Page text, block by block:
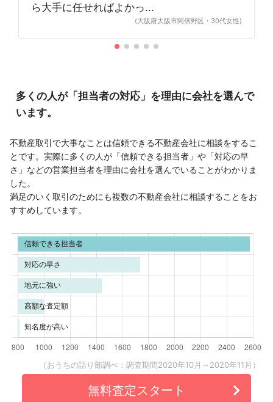
ら大手に任せればよかっ...
(大阪府大阪市阿倍野区・30代女性)
多くの人が「担当者の対応」を理由に会社を選んで
います。
不動産取引で大事なことは信頼できる不動産会社に相談をするこ
とです。実際に多くの人が「信頼できる担当者」や「対応の早
さ」などの営業担当者を理由に会社を選んでいることがわかりま
した。
満足のいく取引のためにも複数の不動産会社に相談することをお
すすめしています。
（おうちの語り部調べ：調査期間2020年10月～2020年11月）
無料査定スタート